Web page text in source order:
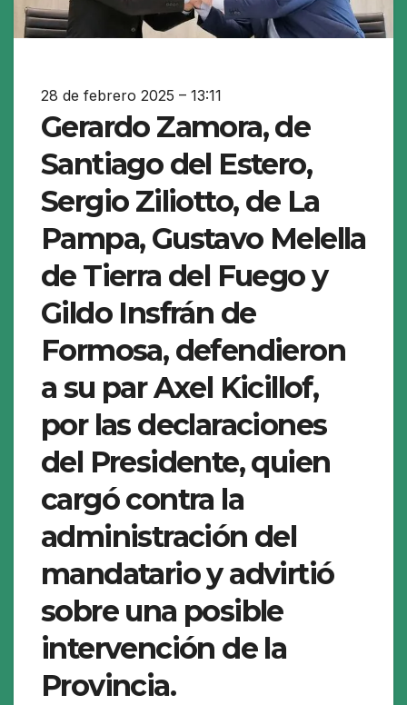
28 de febrero 2025 – 13:11
Gerardo Zamora, de
Santiago del Estero,
Sergio Ziliotto, de La
Pampa, Gustavo Melella
de Tierra del Fuego y
Gildo Insfrán de
Formosa, defendieron
a su par Axel Kicillof,
por las declaraciones
del Presidente, quien
cargó contra la
administración del
mandatario y advirtió
sobre una posible
intervención de la
Provincia.